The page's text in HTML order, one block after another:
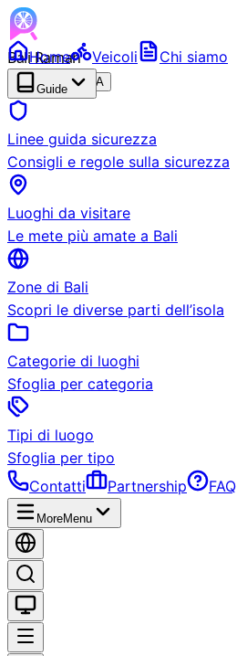
Bali Ramah
RENTAL BETA
Home Veicoli Chi siamo
Guide
Linee guida sicurezza
Consigli e regole sulla sicurezza
Luoghi da visitare
Le mete più amate a Bali
Zone di Bali
Scopri le diverse parti dell’isola
Categorie di luoghi
Sfoglia per categoria
Tipi di luogo
Sfoglia per tipo
Contatti
Partnership FAQ
MoreMenu